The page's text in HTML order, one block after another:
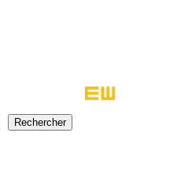
Rechercher